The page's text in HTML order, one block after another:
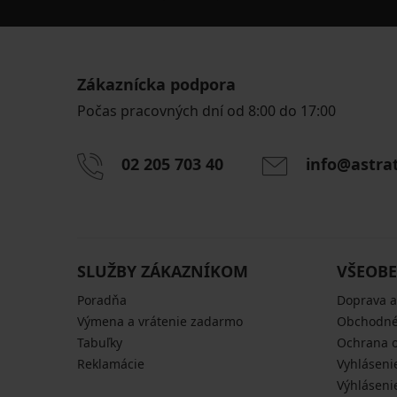
Zákaznícka podpora
Počas pracovných dní od 8:00 do 17:00
02 205 703 40
SLUŽBY ZÁKAZNÍKOM
Poradňa
Výmena a vrátenie zadarmo
Tabuľky
Reklamácie
Doprava
Ochrana